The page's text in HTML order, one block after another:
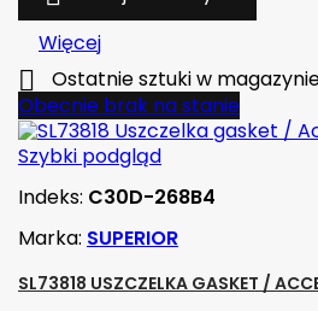
Więcej

Ostatnie sztuki w
Obecnie brak na stanie
Szybki podgląd
Indeks: C30D-268B4
Marka: SUPERIOR
SL73818 USZCZELKA GASKET /